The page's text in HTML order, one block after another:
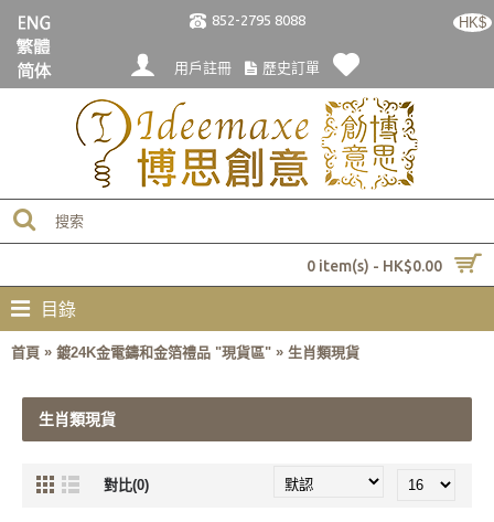
852-2795 8088 HK$
用戶註冊 歷史訂單
0 item(s) - HK$0.00
目錄
首頁 » 鍍24K金電鑄和金箔禮品 "現貨區" » 生肖類現貨
生肖類現貨
對比(0)